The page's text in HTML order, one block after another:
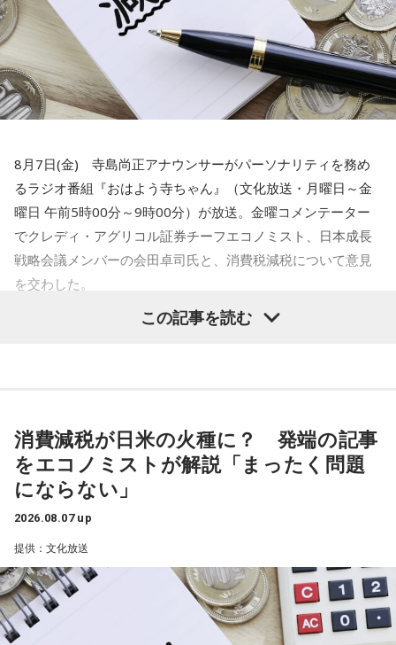
すけど、やっぱ町内会に入ること自体が都内の方は少ない。
で、どんどん小さくなっていく。小さくなっていくと、どう
なるかっていうと、当たり前にやっていた盆踊りや、お祭り
がなくなっていくわけです。それを町内会の方々が寄付とか
集めてやってるわけじゃないですか」
一蔵 「だからね、この記事を読んだら「AIを駆使して盛り上
げていく」とか」
水谷「おお～」
「これね、楽しんでやってほしいなってものすごい思
「で、新しい風を持ってきてもらって。大先輩とかもい
ると思うんですけど、温かくこの子を迎えて、いい町内会に
していただければ」
水谷「素晴らしい」
一蔵「この子のおかげで町内会行事のチラシ1枚、ビラ1枚、
変わると思うのよ」
水谷 「そうですね。デザインとかも、ちょっと若々しくなっ
8月7日(金) 寺島尚正アナウンサーがパーソナリティを務め
るラジオ番組『おはよう寺ちゃん』（文化放送・月曜日～金
曜日 午前5時00分～9時00分）が放送。金曜コメンテーター
でクレディ・アグリコル証券チーフエコノミスト、日本成長
戦略会議メンバーの会田卓司氏と、消費税減税について意見
を交わした。
寺島「高市政権が閣議決定した消費税の減税方針が、日米関
日本の消費税減税に言及。「選択肢は2つ。減税策を実施する
か、インフレ抑制策を実行するか。私なら後者を優先する」
と話したといいます。自民党内では、トランプ政権が積極財
政の修正を求めるシナリオを警戒する声が上がりました。閣
僚経験者の一人は「アメリカが消費税の減税や歳出増にどれ
ほど注文をつけるのか見極める必要がある」このように強調
したといいます。消費税減税が日米関係の新たな火種に浮上
という。アメリカの政府高官が言ったということなんです
が、これ、会田さんはどう捉えていらっしゃいますか？」
この記事を読む
消費減税が日米の火種に？ 発端の記事
をエコノミストが解説「まったく問題
にならない」
2026.08.07 up
提供：文化放送